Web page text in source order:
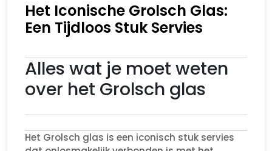
Het Iconische Grolsch Glas:
Een Tijdloos Stuk Servies
Alles wat je moet weten
over het Grolsch glas
Het Grolsch glas is een iconisch stuk servies